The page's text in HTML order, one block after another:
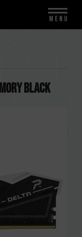
BLACK
MENU